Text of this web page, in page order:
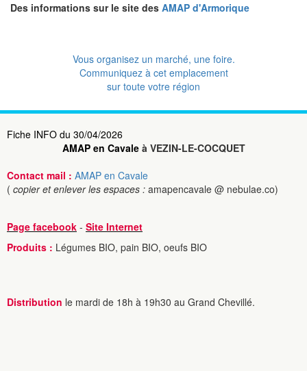
Des informations sur le site des AMAP d'Armorique
Vous organisez un marché, une foire.
Communiquez à cet emplacement
sur toute votre région
Fiche INFO du 30/04/2026
AMAP en Cavaleà VEZIN-LE-COCQUET
Contact mail : AMAP en Cavale
( copier et enlever les espaces : amapencavale @ nebulae.co)
Page facebook - Site Internet
Produits : Légumes BIO, pain BIO, oeufs BIO
Distribution le mardi de 18h à 19h30 au Grand Chevillé.